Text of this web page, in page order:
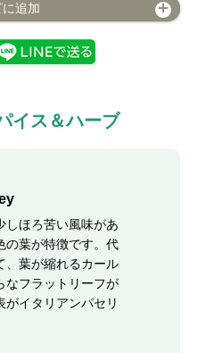
追加
イス＆ハーブ
しほろ苦い風味があ
の葉が特徴です。代
、葉が縮れるカール
なフラットリーフが
がイタリアンパセリ